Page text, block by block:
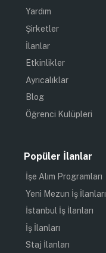
Yardım
Şirketler
İlanlar
Etkinlikler
Ayrıcalıklar
Blog
Öğrenci Kulüpleri
Popüler İlanlar
İşe Alım Programları
Yeni Mezun İş İlanları
İstanbul İş İlanları
İş İlanları
Staj İlanları